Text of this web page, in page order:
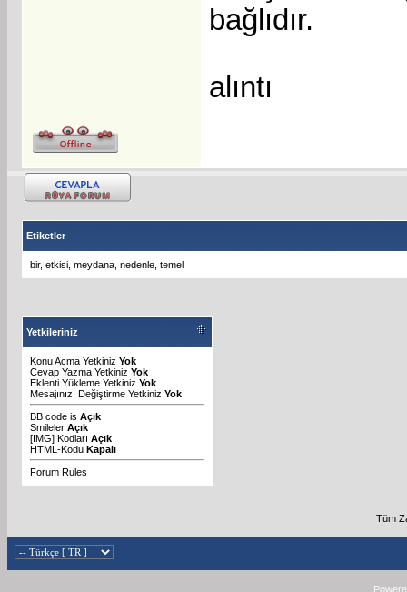
bağlıdır.
alıntı
Etiketler
bir, etkisi meydana nedenle temel
Yetkileriniz
Konu Acma Yetkiniz Yok
Cevap Yazma Yetkiniz Yok
Eklenti Yükleme Yetkiniz Yok
Mesajınızı Değiştirme Yetkiniz Yok
BB code is Açık
Smileler Açık
[IMG] Kodları Açık
HTML-Kodu Kapalı
Forum Rules
Tüm